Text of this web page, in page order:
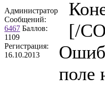
Администратор
Сообщений:
6467 Баллов:
1109
Регистрация:
16.10.2013
[/
поле